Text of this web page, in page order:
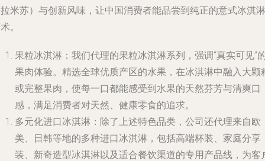
米苏）与创新风味，让中国消费者能品尝到纯正的意式冰淇淋
。
果粒冰淇淋 ：我们代理的果粒冰淇淋系列，强调“真实可见”
果肉体验。精选全球优质产区的水果，在冰淇淋中融入大颗
或完整果肉，使每一口都能感受到水果的天然芬芳与清爽口
感，满足消费者对天然、健康零食的追求。
多元化进口冰淇淋 ：除了上述特色品类，公司还代理来自欧
美、日韩等地的多种进口冰淇淋，包括高端杯装、家庭分享
装、新奇造型冰淇淋以及适合餐饮渠道的专用产品线，为客